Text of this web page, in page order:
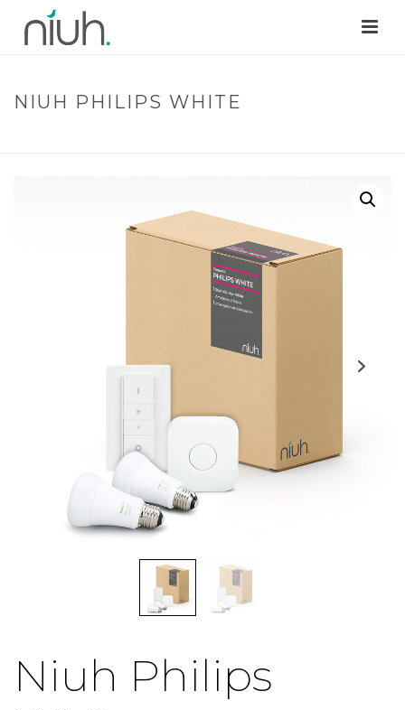
NIUH PHILIPS WHITE
Niuh Philips